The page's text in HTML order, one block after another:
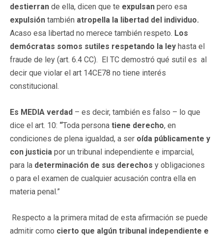
destierran de ella, dicen que te expulsan pero esa
expulsión también atropella la libertad del individuo.
Acaso esa libertad no merece también respeto. Los
demócratas somos sutiles respetando la ley hasta el
fraude de ley (art. 6.4 CC). El TC demostró qué sutil es al
decir que violar el art 14CE78 no tiene interés
constitucional.
Es MEDIA verdad – es decir, también es falso – lo que
dice el art. 10: “Toda persona tiene derecho, en
condiciones de plena igualdad, a ser oída públicamente y
con justicia por un tribunal independiente e imparcial,
para la determinación de sus derechos y obligaciones
o para el examen de cualquier acusación contra ella en
materia penal.”
Respecto a la primera mitad de esta afirmación se puede
admitir como cierto que algún tribunal independiente e